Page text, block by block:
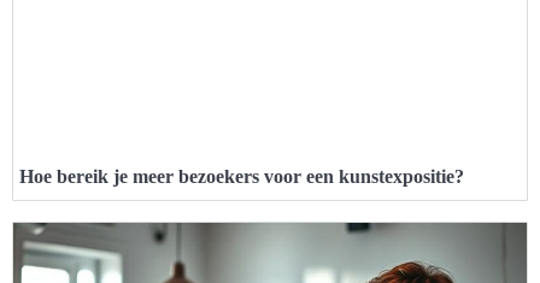
Hoe bereik je meer bezoekers voor een kunstexpositie?